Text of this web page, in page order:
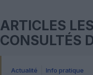
ARTICLES
CONSULTÉS
Actualité Info pratique